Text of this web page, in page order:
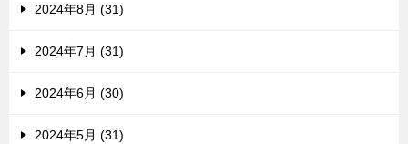
2024年8月 (31)
2024年7月 (31)
2024年6月 (30)
2024年5月 (31)